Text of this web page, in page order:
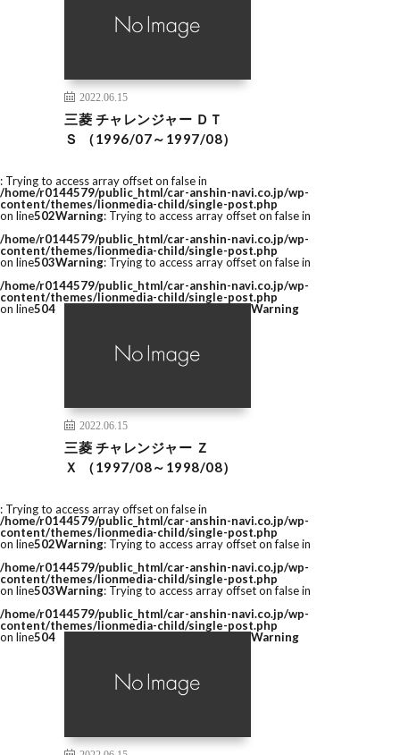
2022.06.15
三菱 チャレンジャー ＤＴ
Ｓ （1996/07～1997/08）
: Trying to access array offset on false in
/home/r0144579/public_html/car-anshin-navi.co.jp/wp-
content/themes/lionmedia-child/single-post.php
on line502Warning: Trying to access array offset on false in
/home/r0144579/public_html/car-anshin-navi.co.jp/wp-
content/themes/lionmedia-child/single-post.php
on line503Warning: Trying to access array offset on false in
/home/r0144579/public_html/car-anshin-navi.co.jp/wp-
content/themes/lionmedia-child/single-post.php
on line504
2022.06.15
三菱 チャレンジャー Ｚ
Ｘ （1997/08～1998/08）
Warning
: Trying to access array offset on false in
/home/r0144579/public_html/car-anshin-navi.co.jp/wp-
content/themes/lionmedia-child/single-post.php
on line502Warning: Trying to access array offset on false in
/home/r0144579/public_html/car-anshin-navi.co.jp/wp-
content/themes/lionmedia-child/single-post.php
on line503Warning: Trying to access array offset on false in
/home/r0144579/public_html/car-anshin-navi.co.jp/wp-
content/themes/lionmedia-child/single-post.php
on line504 Warning